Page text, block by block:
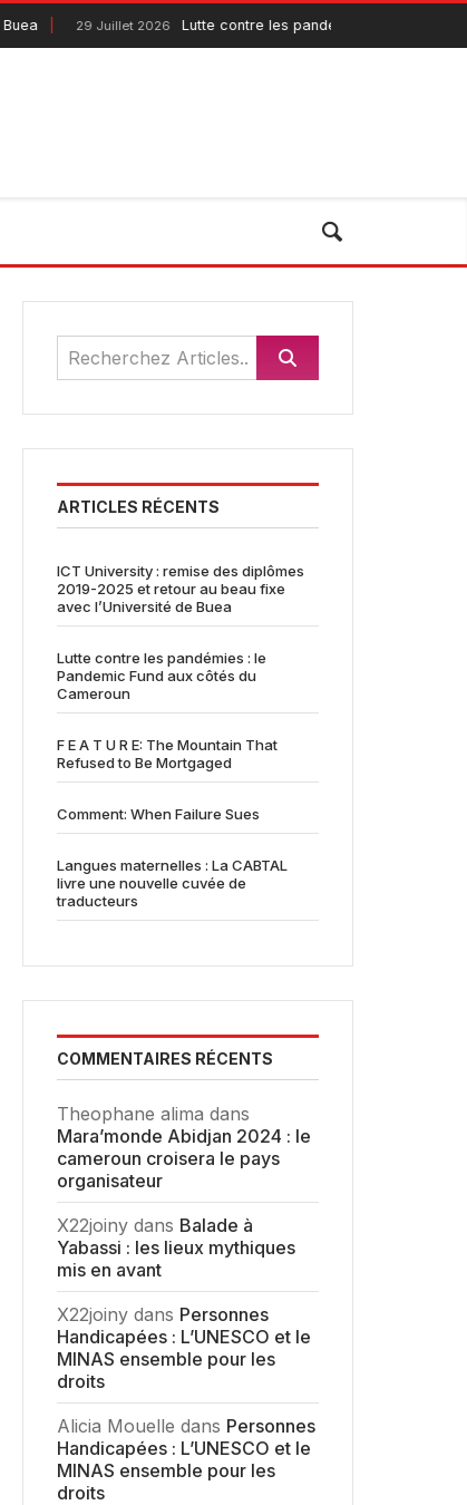
29 Juillet 2026 Lutte contre les pandémies : le Pandemic
ARTICLES RÉCENTS
ICT University : remise des diplômes
2019-2025 et retour au beau fixe
avec l’Université de Buea
Lutte contre les pandémies : le
Pandemic Fund aux côtés du
Cameroun
F E A T U R E: The Mountain That
Refused to Be Mortgaged
Comment: When Failure Sues
Langues maternelles : La CABTAL
livre une nouvelle cuvée de
traducteurs
COMMENTAIRES RÉCENTS
Theophane alima dans
Mara’monde Abidjan 2024 : le
cameroun croisera le pays
organisateur
X22joiny dans Balade à
Yabassi : les lieux mythiques
mis en avant
X22joiny dans Personnes
Handicapées : L’UNESCO et le
MINAS ensemble pour les
droits
Alicia Mouelle dans Personnes
Handicapées : L’UNESCO et le
MINAS ensemble pour les
droits